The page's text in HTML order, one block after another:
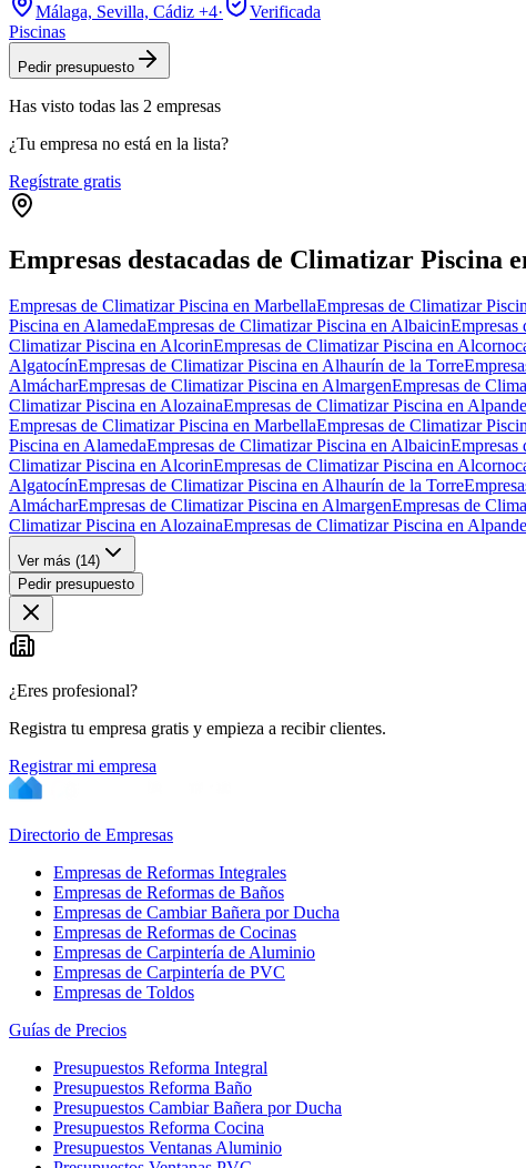
Málaga, Sevilla, Cádiz +4·
Verificada
Piscinas
Pedir presupuesto
Has visto todas las 2 empresas
¿Tu empresa no está en la lista?
Regístrate gratis
Empresas destacadas de Climatizar Piscina
Empresas de Climatizar Piscina en MarbellaEmpresas de Climatizar
Piscina en AlamedaEmpresas de Climatizar Piscina en AlbaicinEmpresas
Climatizar Piscina en AlcorinEmpresas de Climatizar Piscina en
AlgatocínEmpresas de Climatizar Piscina en Alhaurín de la Torre
AlmácharEmpresas de Climatizar Piscina en AlmargenEmpresas de
Climatizar Piscina en AlozainaEmpresas de Climatizar Piscina en
Empresas de Climatizar Piscina en MarbellaEmpresas de Climatizar
Piscina en AlamedaEmpresas de Climatizar Piscina en AlbaicinEmpresas
Climatizar Piscina en AlcorinEmpresas de Climatizar Piscina en
AlgatocínEmpresas de Climatizar Piscina en Alhaurín de la Torre
AlmácharEmpresas de Climatizar Piscina en AlmargenEmpresas de
Climatizar Piscina en AlozainaEmpresas de Climatizar Piscina en
Ver más (14)
Pedir presupuesto
¿Eres profesional?
Registra tu empresa gratis y empieza a recibir clientes.
Registrar mi empresa
Directorio de Empresas
Empresas de Reformas Integrales
Empresas de Reformas de Baños
Empresas de Cambiar Bañera por Ducha
Empresas de Reformas de Cocinas
Empresas de Carpintería de Aluminio
Empresas de Carpintería de PVC
Empresas de Toldos
Guías de Precios
Presupuestos Reforma Integral
Presupuestos Reforma Baño
Presupuestos Cambiar Bañera por Ducha
Presupuestos Reforma Cocina
Presupuestos Ventanas Aluminio